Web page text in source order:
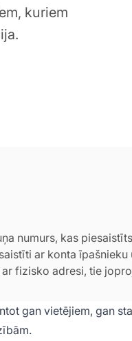
kuriem
numurs, kas
ar konta
fizisko adresi, tie
gan vietējiem, gan